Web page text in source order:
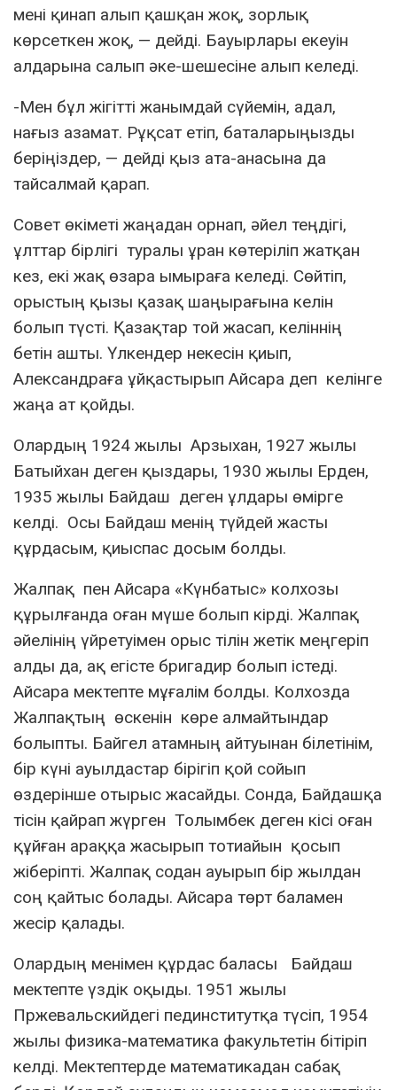
мені қинап алып қашқан жоқ, зорлық
көрсеткен жоқ, — дейді. Бауырлары екеуін
алдарына салып әке-шешесіне алып келеді.
-Мен бұл жігітті жанымдай сүйемін, адал,
нағыз азамат. Рұқсат етіп, баталарыңызды
беріңіздер, — дейді қыз ата-анасына да
тайсалмай қарап.
Совет өкіметі жаңадан орнап, әйел теңдігі,
ұлттар бірлігі туралы ұран көтеріліп жатқан
кез, екі жақ өзара ымыраға келеді. Сөйтіп,
орыстың қызы қазақ шаңырағына келін
болып түсті. Қазақтар той жасап, келіннің
бетін ашты. Үлкендер некесін қиып,
Александраға ұйқастырып Айсара деп келінге
жаңа ат қойды.
Олардың 1924 жылы Арзыхан, 1927 жылы
Батыйхан деген қыздары, 1930 жылы Ерден,
1935 жылы Байдаш деген ұлдары өмірге
келді. Осы Байдаш менің түйдей жасты
құрдасым, қиыспас досым болды.
Жалпақ пен Айсара «Күнбатыс» колхозы
құрылғанда оған мүше болып кірді. Жалпақ
әйелінің үйретуімен орыс тілін жетік меңгеріп
алды да, ақ егісте бригадир болып істеді.
Айсара мектепте мұғалім болды. Колхозда
Жалпақтың өскенін көре алмайтындар
болыпты. Байгел атамның айтуынан білетінім,
бір күні ауылдастар бірігіп қой сойып
өздерінше отырыс жасайды. Сонда, Байдашқа
тісін қайрап жүрген Толымбек деген кісі оған
құйған араққа жасырып тотиайын қосып
жіберіпті. Жалпақ содан ауырып бір жылдан
соң қайтыс болады. Айсара төрт баламен
жесір қалады.
Олардың менімен құрдас баласы Байдаш
мектепте үздік оқыды. 1951 жылы
Пржевальскийдегі пединститутқа түсіп, 1954
жылы физика-математика факультетін бітіріп
келді. Мектептерде математикадан сабақ